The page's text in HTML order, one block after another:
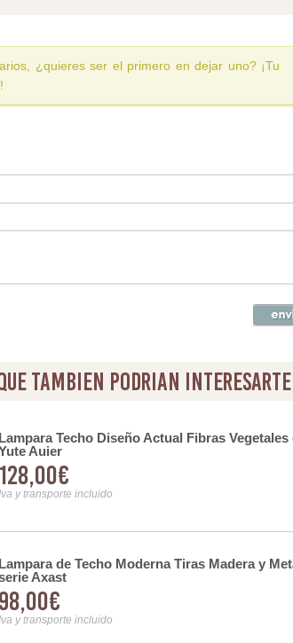
¿quieres ser el primero en dejar uno? ¡Tu
tambien podrian
Lampara Techo Diseño Actual Fibras Vegetales
Auier
Iva y transporte incluido
Lampara de Techo Moderna Tiras Madera y
Axast
98,00€
Iva y transporte incluido